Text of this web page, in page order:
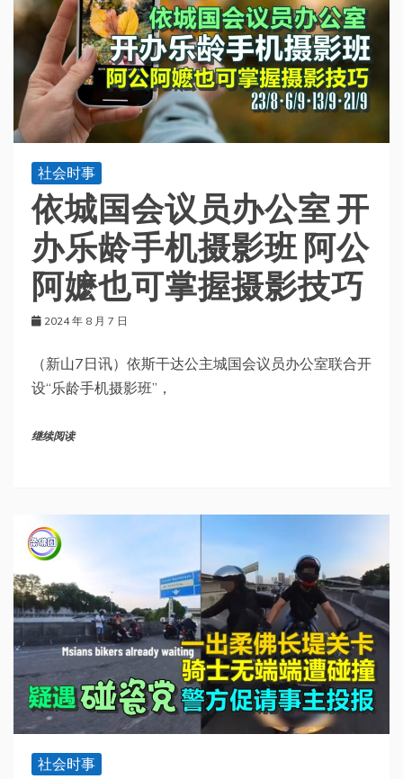
社会时事
依城国会议员办公室 开
办乐龄手机摄影班 阿公
阿嬷也可掌握摄影技巧
2024 年 8 月 7 日
（新山7日讯）依斯干达公主城国会议员办公室联合开
设“乐龄手机摄影班”，
继续阅读
社会时事